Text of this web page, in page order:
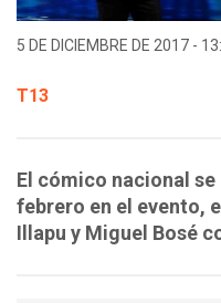
5 DE DICIEMBRE DE 2017 -
T13
El cómico nacional
febrero en el evento,
Illapu y Miguel Bosé